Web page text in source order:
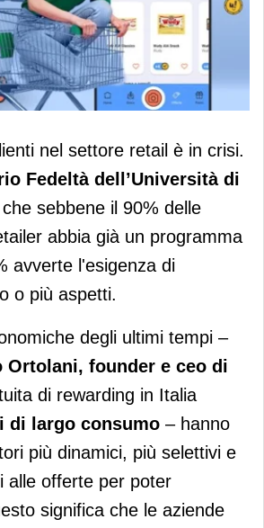
la nuova era del
dei clienti
nel settore retail è in crisi.
Fedeltà dell’Università di
sebbene il 90% delle
abbia già un programma
avverte l'esigenza di
o più aspetti.
degli ultimi tempi –
Ortolani, founder e ceo di
di rewarding in Italia
di largo consumo – hanno
più dinamici, più selettivi e
alle offerte per poter
significa che le aziende